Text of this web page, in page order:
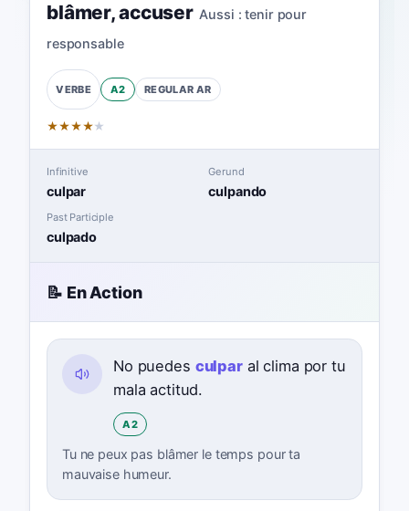
blâmer,accuser Aussi : tenir pour
responsable
VERBE A2 REGULAR AR
★★★★★
Infinitive
culpar
Gerund
culpando
Past Participle
culpado
📝 En Action
No puedes culparal clima por tu
mala actitud.
A2
Tu ne peux pas blâmer le temps pour ta
mauvaise humeur.